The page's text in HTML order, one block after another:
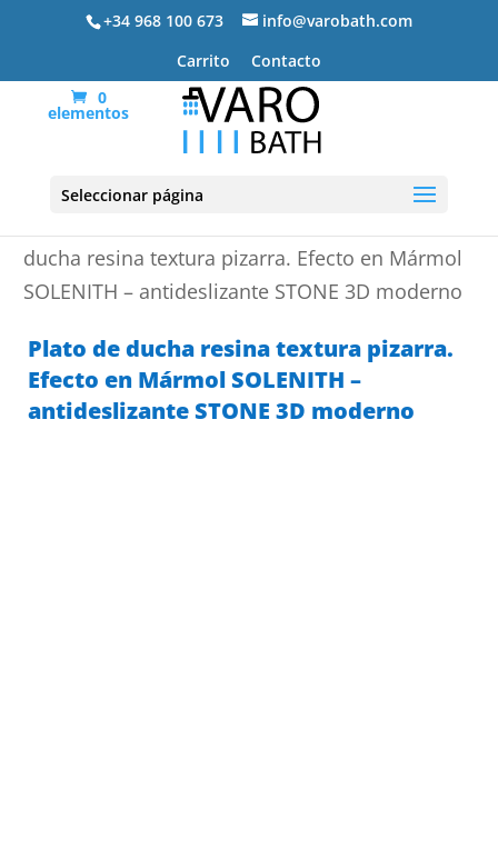
+34 968 100 673
info@varobath.com
Carrito
Contacto
0
elementos
Seleccionar página
ducha resina textura pizarra. Efecto en Mármol
SOLENITH – antideslizante STONE 3D moderno
Plato de ducha resina textura pizarra.
Efecto en Mármol SOLENITH –
antideslizante STONE 3D moderno